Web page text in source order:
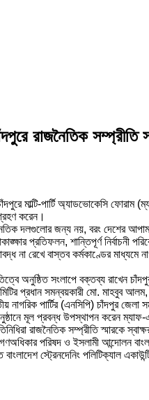
রাজনৈতিক সম্প্রীতি
মাল্টি-পার্টি অ্যাডভোকেসি
করেন।
দলগুলোর জন্য নয়, বরং দেশের
প্রতিফলন, শান্তিপূর্ণ
রেখে বাস্তব কর্মকাণ্ডের মাধ্যমে
অনুষ্ঠিত সংলাপে বক্তব্য রাখেন
কমিটির প্রধান সমন্বয়কারী মো.
পার্টির (এনসিপি) চাঁদপুর জেলা
অনুষ্ঠানে মূল প্রবন্ধ উপস্থাপন করেন
রাজনৈতিক সম্প্রীতি স্মারকে
পরিষদ ও ইসলামী আন্দোলন
স্ট্রেনদেনিং পলিটিক্যাল